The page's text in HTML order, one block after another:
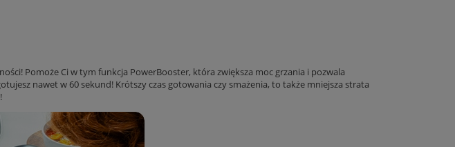
Pomoże Ci w tym funkcja PowerBooster, która zwiększa moc grzania i pozwala
nawet w 60 sekund! Krótszy czas gotowania czy smażenia, to także mniejsza strata